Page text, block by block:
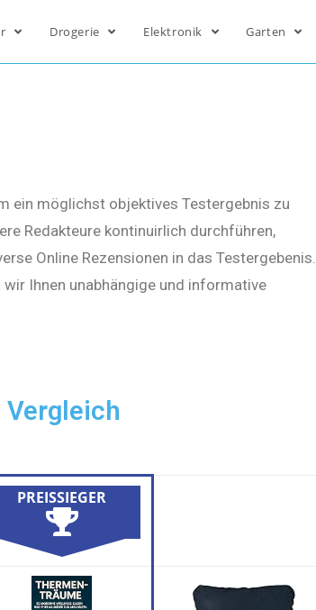
Drogerie Elektronik Garten
ein möglichst objektives Testergebnis zu
Redakteure kontinuirlich durchführen,
Online Rezensionen in das Testergebenis.
Ihnen unabhängige und informative
PREISSIEGER